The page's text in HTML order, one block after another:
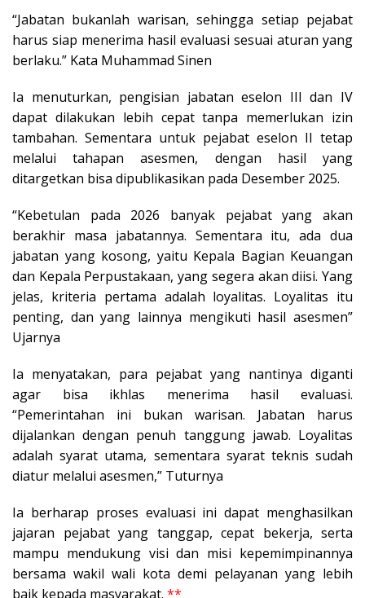
“Jabatan bukanlah warisan, sehingga setiap pejabat
harus siap menerima hasil evaluasi sesuai aturan yang
berlaku.” Kata Muhammad Sinen
Ia menuturkan, pengisian jabatan eselon III dan IV
dapat dilakukan lebih cepat tanpa memerlukan izin
tambahan. Sementara untuk pejabat eselon II tetap
melalui tahapan asesmen, dengan hasil yang
ditargetkan bisa dipublikasikan pada Desember 2025.
“Kebetulan pada 2026 banyak pejabat yang akan
berakhir masa jabatannya. Sementara itu, ada dua
jabatan yang kosong, yaitu Kepala Bagian Keuangan
dan Kepala Perpustakaan, yang segera akan diisi. Yang
jelas, kriteria pertama adalah loyalitas. Loyalitas itu
penting, dan yang lainnya mengikuti hasil asesmen”
Ujarnya
Ia menyatakan, para pejabat yang nantinya diganti
agar bisa ikhlas menerima hasil evaluasi.
“Pemerintahan ini bukan warisan. Jabatan harus
dijalankan dengan penuh tanggung jawab. Loyalitas
adalah syarat utama, sementara syarat teknis sudah
diatur melalui asesmen,” Tuturnya
Ia berharap proses evaluasi ini dapat menghasilkan
jajaran pejabat yang tanggap, cepat bekerja, serta
mampu mendukung visi dan misi kepemimpinannya
bersama wakil wali kota demi pelayanan yang lebih
baik kepada masyarakat. **